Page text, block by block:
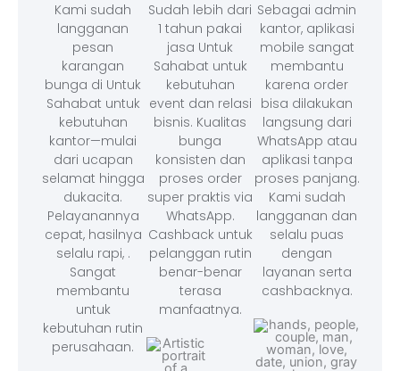
Kami sudah
langganan
pesan
karangan
bunga di Untuk
Sahabat untuk
kebutuhan
kantor—mulai
dari ucapan
selamat hingga
dukacita.
Pelayanannya
cepat, hasilnya
selalu rapi, .
Sangat
membantu
untuk
kebutuhan rutin
perusahaan.
Sudah lebih dari
1 tahun pakai
jasa Untuk
Sahabat untuk
kebutuhan
event dan relasi
bisnis. Kualitas
bunga
konsisten dan
proses order
super praktis via
WhatsApp.
Cashback untuk
pelanggan rutin
benar-benar
terasa
manfaatnya.
Sebagai admin
kantor, aplikasi
mobile sangat
membantu
karena order
bisa dilakukan
langsung dari
WhatsApp atau
aplikasi tanpa
proses panjang.
Kami sudah
langganan dan
selalu puas
dengan
layanan serta
cashbacknya.